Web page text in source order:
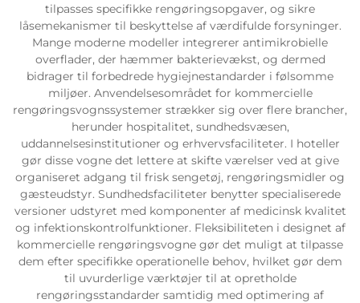
tilpasses specifikke rengøringsopgaver, og sikre
låsemekanismer til beskyttelse af værdifulde forsyninger.
Mange moderne modeller integrerer antimikrobielle
overflader, der hæmmer bakterievækst, og dermed
bidrager til forbedrede hygiejnestandarder i følsomme
miljøer. Anvendelsesområdet for kommercielle
rengøringsvognssystemer strækker sig over flere brancher,
herunder hospitalitet, sundhedsvæsen,
uddannelsesinstitutioner og erhvervsfaciliteter. I hoteller
gør disse vogne det lettere at skifte værelser ved at give
organiseret adgang til frisk sengetøj, rengøringsmidler og
gæsteudstyr. Sundhedsfaciliteter benytter specialiserede
versioner udstyret med komponenter af medicinsk kvalitet
og infektionskontrolfunktioner. Fleksibiliteten i designet af
kommercielle rengøringsvogne gør det muligt at tilpasse
dem efter specifikke operationelle behov, hvilket gør dem
til uvurderlige værktøjer til at opretholde
rengøringsstandarder samtidig med optimering af